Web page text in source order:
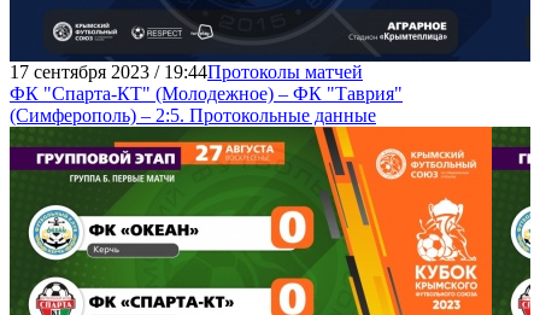
17 сентября 2023 / 19:44Протоколы матчей
ФК "Спарта-КТ" (Молодежное) – ФК "Таврия"
(Симферополь) – 2:5. Протокольные данные